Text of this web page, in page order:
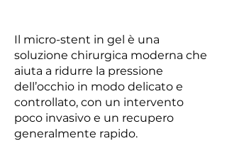
Il micro-stent in gel è una
soluzione chirurgica moderna che
aiuta a ridurre la pressione
dell’occhio in modo delicato e
controllato, con un intervento
poco invasivo e un recupero
generalmente rapido.